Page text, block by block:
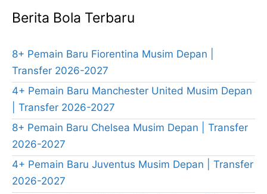
Berita Bola Terbaru
8+ Pemain Baru Fiorentina Musim Depan |
Transfer 2026-2027
4+ Pemain Baru Manchester United Musim Depan
| Transfer 2026-2027
8+ Pemain Baru Chelsea Musim Depan | Transfer
2026-2027
4+ Pemain Baru Juventus Musim Depan | Transfer
2026-2027